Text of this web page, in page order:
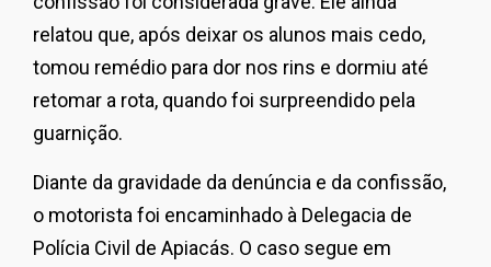
relatou que, após deixar os alunos mais cedo,
tomou remédio para dor nos rins e dormiu até
retomar a rota, quando foi surpreendido pela
guarnição.
Diante da gravidade da denúncia e da confissão,
o motorista foi encaminhado à Delegacia de
Polícia Civil de Apiacás. O caso segue em